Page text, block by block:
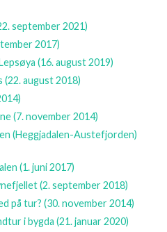
september 2021)
2017)
(16. august 2019)
(22. august 2018)
(7. november 2014)
(Heggjadalen-Austefjorden)
(1. juni 2017)
(2. september 2018)
på tur?(30. november 2014)
i bygda(21. januar 2020)